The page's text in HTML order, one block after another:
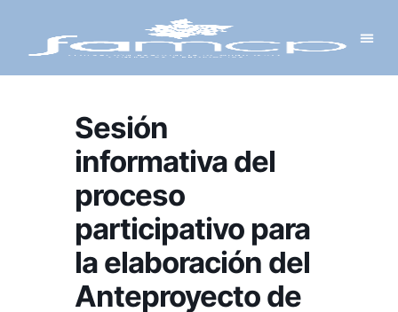
Sesión
informativa del
proceso
participativo para
la elaboración del
Anteproyecto de